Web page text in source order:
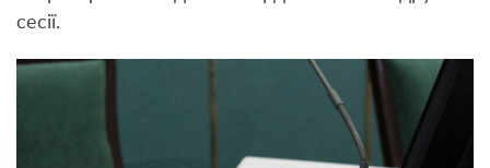
сесії.